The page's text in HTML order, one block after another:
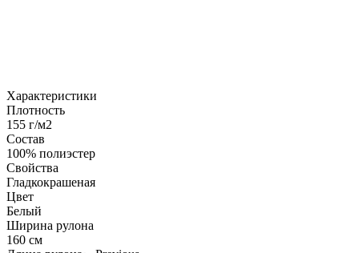
Характеристики
Плотность
155 г/м2
Состав
100% полиэстер
Свойства
Гладкокрашеная
Цвет
Белый
Ширина рулона
160 см